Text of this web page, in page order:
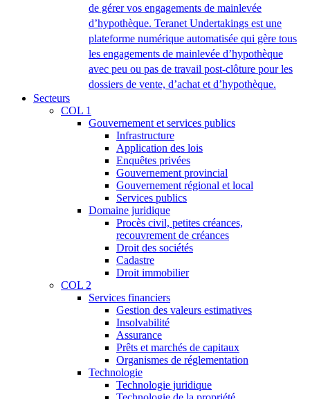
de gérer vos engagements de mainlevée
d’hypothèque. Teranet Undertakings est une
plateforme numérique automatisée qui gère tous
les engagements de mainlevée d’hypothèque
avec peu ou pas de travail post-clôture pour les
dossiers de vente, d’achat et d’hypothèque.
Secteurs
COL 1
Gouvernement et services publics
Infrastructure
Application des lois
Enquêtes privées
Gouvernement provincial
Gouvernement régional et local
Services publics
Domaine juridique
Procès civil, petites créances,
recouvrement de créances
Droit des sociétés
Cadastre
Droit immobilier
COL 2
Services financiers
Gestion des valeurs estimatives
Insolvabilité
Assurance
Prêts et marchés de capitaux
Organismes de réglementation
Technologie
Technologie juridique